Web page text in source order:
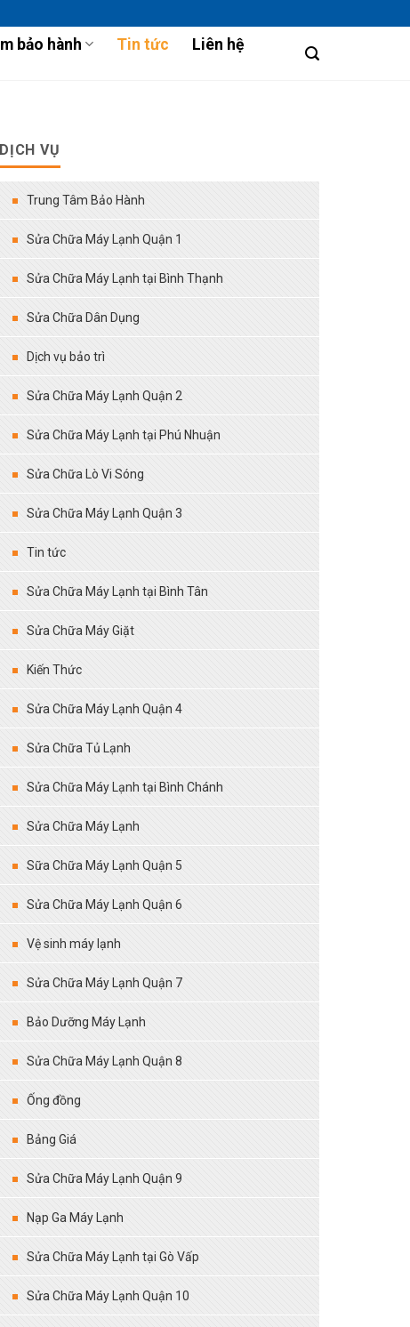
bảo hành Tin tức
Liên hệ
DỊCH VỤ
Trung Tâm Bảo Hành
Sửa Chữa Máy Lạnh Quận 1
Sửa Chữa Máy Lạnh tại Bình Thạnh
Sửa Chữa Dân Dụng
Dịch vụ bảo trì
Sửa Chữa Máy Lạnh Quận 2
Sửa Chữa Máy Lạnh tại Phú Nhuận
Sửa Chữa Lò Vi Sóng
Sửa Chữa Máy Lạnh Quận 3
Tin tức
Sửa Chữa Máy Lạnh tại Bình Tân
Sửa Chữa Máy Giặt
Kiến Thức
Sửa Chữa Máy Lạnh Quận 4
Sửa Chữa Tủ Lạnh
Sửa Chữa Máy Lạnh tại Bình Chánh
Sửa Chữa Máy Lạnh
Sữa Chữa Máy Lạnh Quận 5
Sửa Chữa Máy Lạnh Quận 6
Vệ sinh máy lạnh
Sửa Chữa Máy Lạnh Quận 7
Bảo Dưỡng Máy Lạnh
Sửa Chữa Máy Lạnh Quận 8
Ống đồng
Bảng Giá
Sửa Chữa Máy Lạnh Quận 9
Nạp Ga Máy Lạnh
Sửa Chữa Máy Lạnh tại Gò Vấp
Sửa Chữa Máy Lạnh Quận 10